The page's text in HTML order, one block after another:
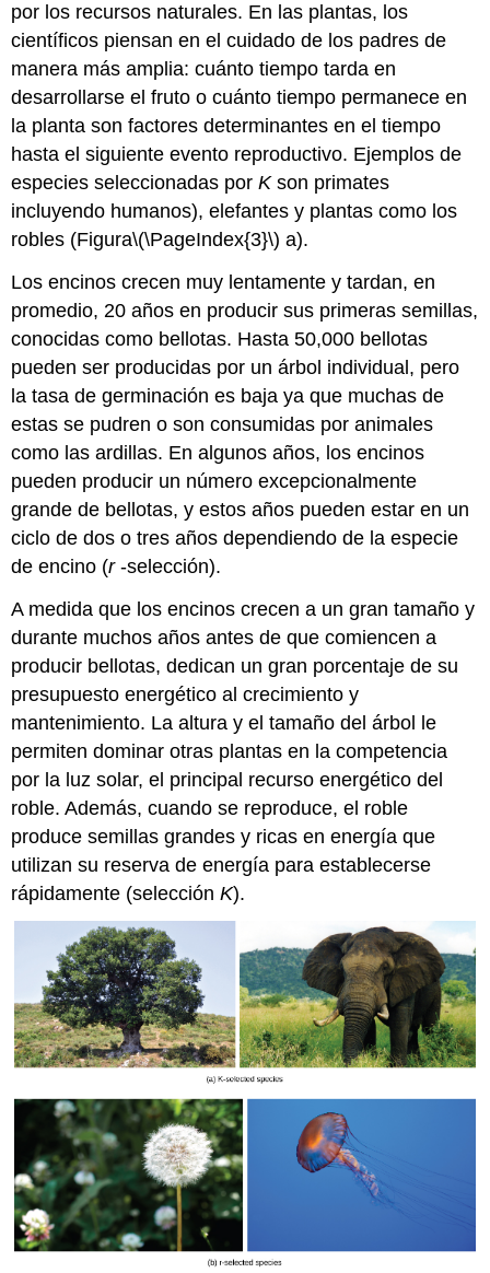
por los recursos naturales. En las plantas, los
científicos piensan en el cuidado de los padres de
manera más amplia: cuánto tiempo tarda en
desarrollarse el fruto o cuánto tiempo permanece en
la planta son factores determinantes en el tiempo
hasta el siguiente evento reproductivo. Ejemplos de
especies seleccionadas porKson primates
incluyendo humanos), elefantes y plantas como los
robles (Figura\(\PageIndex{3}\) a).
Los encinos crecen muy lentamente y tardan, en
promedio, 20 años en producir sus primeras semillas,
conocidas como bellotas. Hasta 50,000 bellotas
pueden ser producidas por un árbol individual, pero
la tasa de germinación es baja ya que muchas de
estas se pudren o son consumidas por animales
como las ardillas. En algunos años, los encinos
pueden producir un número excepcionalmente
grande de bellotas, y estos años pueden estar en un
ciclo de dos o tres años dependiendo de la especie
de encino (r-selección).
A medida que los encinos crecen a un gran tamaño y
durante muchos años antes de que comiencen a
producir bellotas, dedican un gran porcentaje de su
presupuesto energético al crecimiento y
mantenimiento. La altura y el tamaño del árbol le
permiten dominar otras plantas en la competencia
por la luz solar, el principal recurso energético del
roble. Además, cuando se reproduce, el roble
produce semillas grandes y ricas en energía que
utilizan su reserva de energía para establecerse
rápidamente (selecciónK).